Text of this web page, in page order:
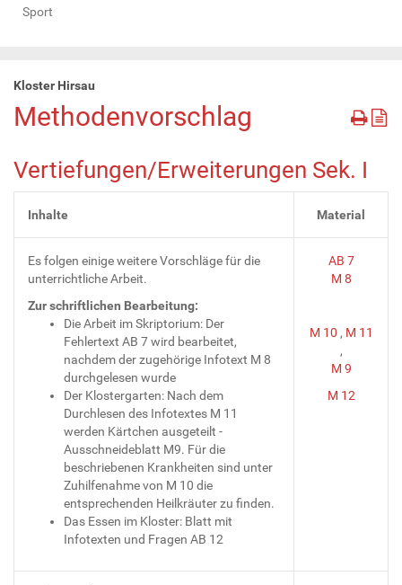
Sport
Kloster Hirsau
Methodenvorschlag
Vertiefungen/Erweiterungen Sek. I
Inhalte Material
Es folgen einige weitere Vorschläge für die
unterrichtliche Arbeit.
Zur schriftlichen Bearbeitung:
Die Arbeit im Skriptorium: Der
Fehlertext AB 7 wird bearbeitet,
nachdem der zugehörige Infotext M 8
durchgelesen wurde
Der Klostergarten: Nach dem
Durchlesen des Infotextes M 11
werden Kärtchen ausgeteilt -
Ausschneideblatt M9. Für die
beschriebenen Krankheiten sind unter
Zuhilfenahme von M 10 die
entsprechenden Heilkräuter zu finden.
Das Essen im Kloster: Blatt mit
Infotexten und Fragen AB 12
AB 7
M 8
M 10 , M 11
,
M 9
M 12